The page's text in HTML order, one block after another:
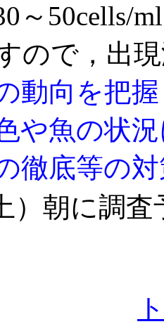
～50cells/
ので，出
動向を把
や魚の状
徹底等の
）朝に調査